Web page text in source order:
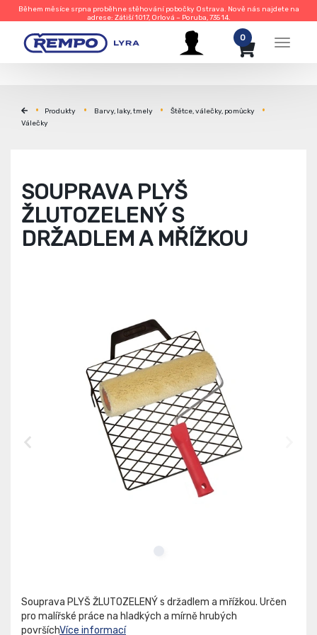
Během měsíce srpna proběhne stěhování pobočky Ostrava. Nově nás najdete na
adrese: Zátiší 1017, Orlová – Poruba, 735 14.
Menu
0
Produkty Barvy, laky, tmely
Štětce, válečky, pomůcky
Válečky
SOUPRAVA PLYŠ
ŽLUTOZELENÝ S
DRŽADLEM A MŘÍŽKOU
Souprava PLYŠ ŽLUTOZELENÝ s držadlem a mřížkou. Určen
pro malířské práce na hladkých a mírně hrubých
površíchVíce informací